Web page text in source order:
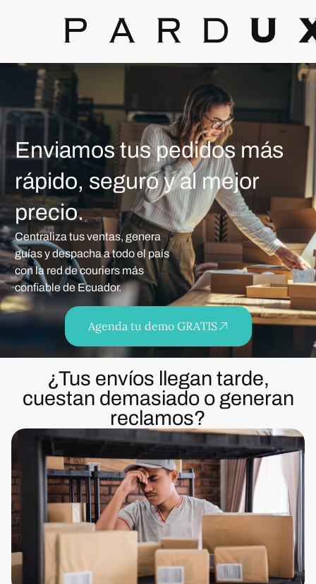
Enviamos tus pedidos más
rápido, seguro y al mejor
precio.
Centraliza tus ventas, genera
guías y despacha a todo el país
con la red de couriers más
confiable de Ecuador.
Agenda tu demo GRATIS
¿Tus envíos llegan tarde,
cuestan demasiado o generan
reclamos?